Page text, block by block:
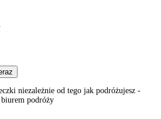
niezależnie od tego jak podróżujesz -
podróży